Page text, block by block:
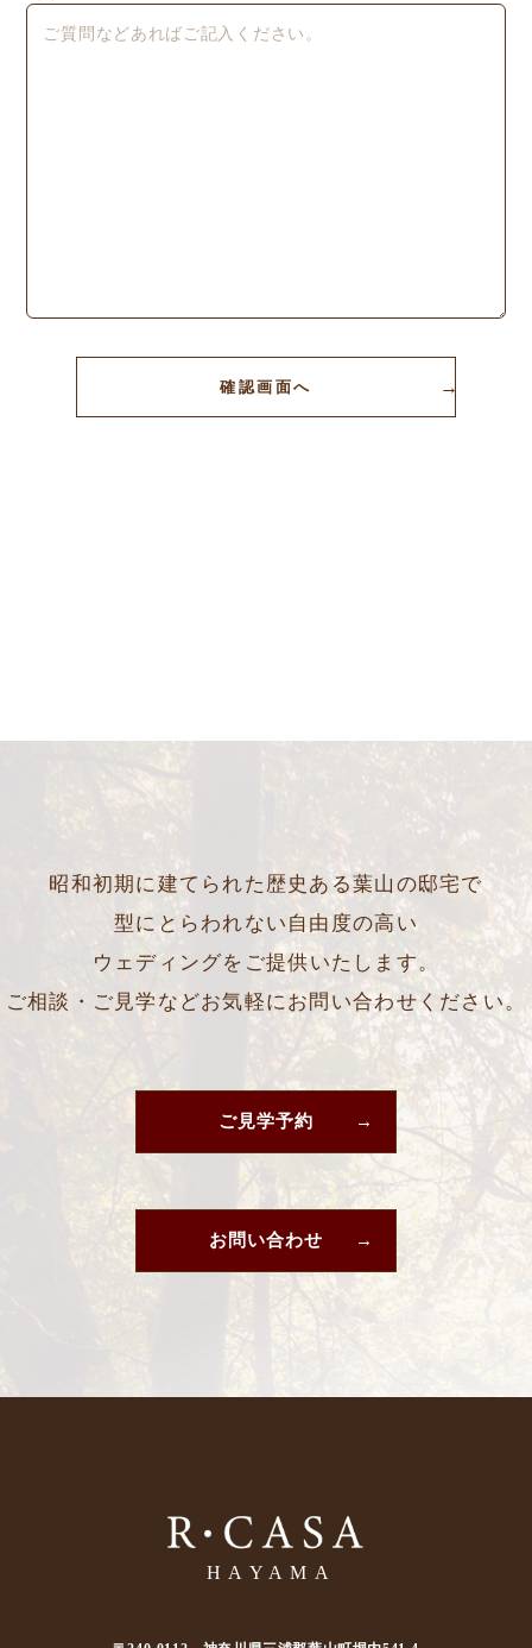
昭和初期に建てられた歴史ある葉山の邸宅で
型にとらわれない自由度の高い
ウェディングをご提供いたします。
ご相談・ご見学などお気軽にお問い合わせください。
ご見学予約
お問い合わせ